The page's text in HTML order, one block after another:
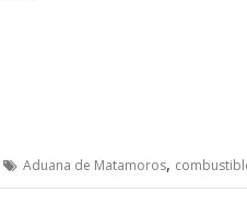
Aduana de Matamoros,